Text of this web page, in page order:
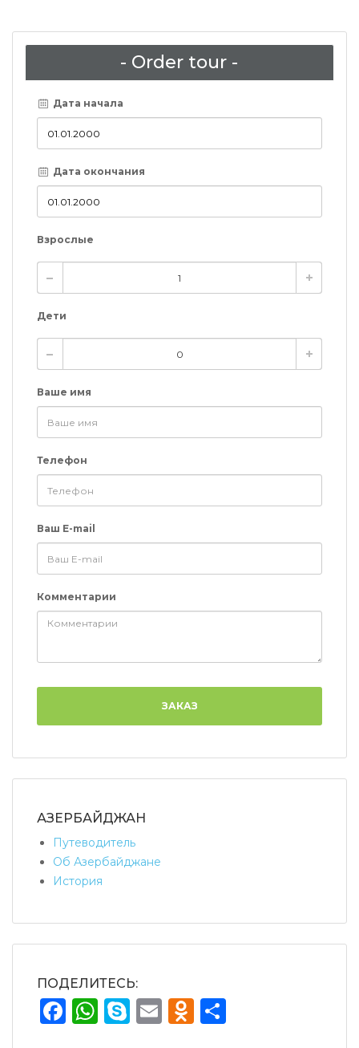
- Order tour -
Дата начала
Дата окончания
Взрослые
Дети
Ваше имя
Телефон
Ваш E-mail
Комментарии
ЗАКАЗ
АЗЕРБАЙДЖАН
Путеводитель
Об Азербайджане
История
ПОДЕЛИТЕСЬ:
Facebook
WhatsApp
Skype
Email